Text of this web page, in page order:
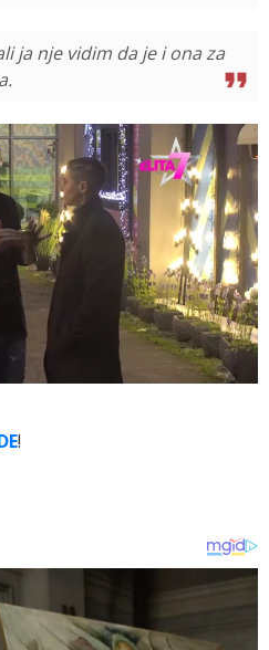
ja nje vidim da je i ona za
!